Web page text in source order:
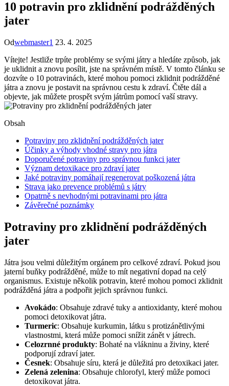
10 potravin pro zklidnění podrážděných
jater
Odwebmaster1 23. 4. 2025
Vítejte! Jestliže trpíte problémy se svými játry a hledáte způsob, jak
je uklidnit a znovu posílit, jste na správném místě. V tomto článku se
dozvíte o 10 potravinách, které mohou pomoci zklidnit podrážděné
játra a znovu je postavit na správnou cestu k zdraví. Čtěte dál a
objevte, jak můžete prospět svým játrům pomocí vaší stravy.
Obsah
Potraviny pro zklidnění podrážděných jater
Účinky a výhody vhodné stravy pro játra
Doporučené potraviny pro správnou funkci jater
Význam detoxikace pro zdraví jater
Jaké potraviny pomáhají regenerovat poškozená játra
Strava jako prevence problémů s játry
Opatrně s nevhodnými potravinami pro játra
Závěrečné poznámky
Potraviny pro zklidnění podrážděných
jater
Játra jsou velmi důležitým orgánem pro celkové zdraví. Pokud jsou
jaterní buňky podrážděné, může to mít negativní dopad na celý
organismus. Existuje několik potravin, které mohou pomoci zklidnit
podrážděná játra a podpořit jejich správnou funkci.
Avokádo: Obsahuje zdravé tuky a antioxidanty, které mohou
pomoci detoxikovat játra.
Turmeric: Obsahuje kurkumin, látku s protizánětlivými
vlastnostmi, která může pomoci snížit zánět v játrech.
Celozrnné produkty: Bohaté na vlákninu a živiny, které
podporují zdraví jater.
Česnek: Obsahuje síru, která je důležitá pro detoxikaci jater.
Zelená zelenina: Obsahuje chlorofyl, který může pomoci
detoxikovat játra.